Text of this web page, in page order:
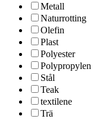
Metall
Naturrotting
Olefin
Plast
Polyester
Polypropylen
Stål
Teak
textilene
Trä